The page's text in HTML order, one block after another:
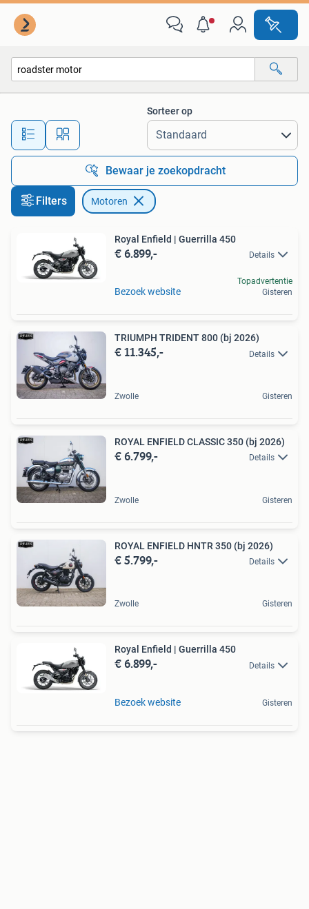
Alle afstanden…
Sorteer op
Bewaar je zoekopdracht
Filters Motoren
Royal Enfield | Guerrilla 450
€ 6.899,- Details
Bezoek website
Topadvertentie
Gisteren
TRIUMPH TRIDENT 800 (bj 2026)
€ 11.345,- Details
Zwolle Gisteren
ROYAL ENFIELD CLASSIC 350 (bj 2026)
€ 6.799,- Details
Zwolle Gisteren
ROYAL ENFIELD HNTR 350 (bj 2026)
€ 5.799,- Details
Zwolle Gisteren
Royal Enfield | Guerrilla 450
€ 6.899,- Details
Bezoek website Gisteren